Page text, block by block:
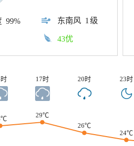
99% 东南风 1级
43优
17时 20时 23时
29℃
26℃
24℃